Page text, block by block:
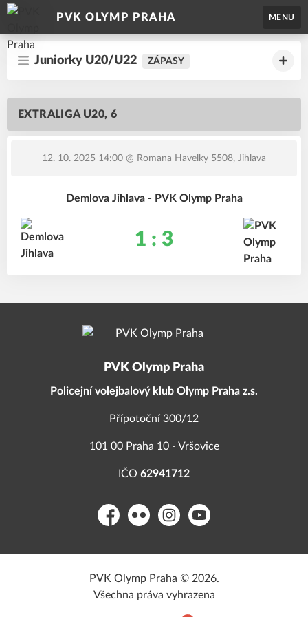
PVK OLYMP PRAHA MENU
Juniorky U20/U22 ZÁPASY
EXTRALIGA U20, 6
12. 10. 2025 14:00 @ Romana Havelky 5508, Jihlava
Demlova Jihlava - PVK Olymp Praha
1 : 3
PVK Olymp Praha
Policejní volejbalový klub Olymp Praha z.s.
Přípotoční 300/12
101 00 Praha 10 - Vršovice
IČO 62941712
FacebookFlickr InstagramYouTube
PVK Olymp Praha © 2026.
Všechna práva vyhrazena